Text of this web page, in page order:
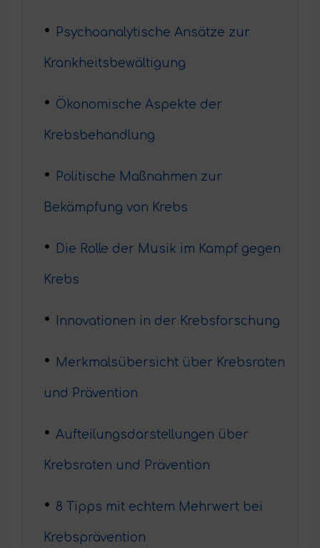
Psychoanalytische Ansätze zur
Krankheitsbewältigung
Ökonomische Aspekte der
Krebsbehandlung
Politische Maßnahmen zur
Bekämpfung von Krebs
Die Rolle der Musik im Kampf gegen
Krebs
Innovationen in der Krebsforschung
Merkmalsübersicht über Krebsraten
und Prävention
Aufteilungsdarstellungen über
Krebsraten und Prävention
8 Tipps mit echtem Mehrwert bei
Krebsprävention